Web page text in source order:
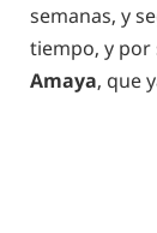
semanas, y
tiempo, y por
Amaya, que